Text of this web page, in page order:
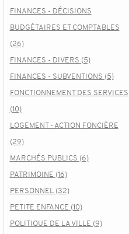
FINANCES - DÉCISIONS
BUDGÉTAIRES ET COMPTABLES
(26)
FINANCES - DIVERS (5)
FINANCES - SUBVENTIONS (5)
FONCTIONNEMENT DES SERVICES
(10)
LOGEMENT - ACTION FONCIÈRE
(29)
MARCHÉS PUBLICS (6)
PATRIMOINE (16)
PERSONNEL (32)
PETITE ENFANCE (10)
POLITIQUE DE LA VILLE (9)